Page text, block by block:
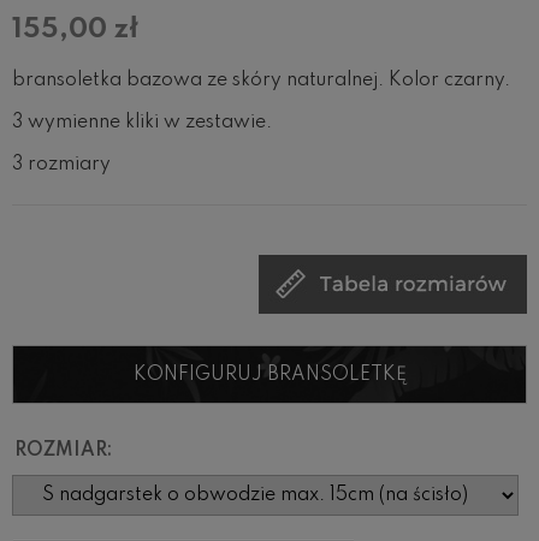
155,00 zł
bransoletka bazowa ze skóry naturalnej. Kolor czarny.
3 wymienne kliki w zestawie.
3 rozmiary
KONFIGURUJ BRANSOLETKĘ
ROZMIAR: